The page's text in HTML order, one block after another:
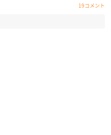
19コメント